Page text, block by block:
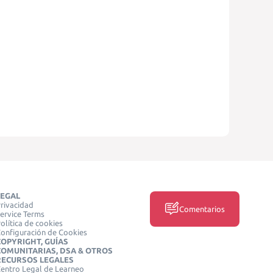
Terms
de cookies
de Cookies
GUÍAS
DSA & OTROS
LEGALES
Legal de Learneo
Comentarios